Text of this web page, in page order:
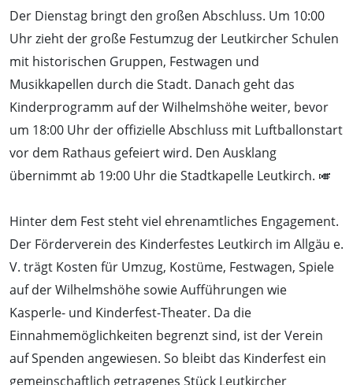
Der Dienstag bringt den großen Abschluss. Um 10:00
Uhr zieht der große Festumzug der Leutkircher Schulen
mit historischen Gruppen, Festwagen und
Musikkapellen durch die Stadt. Danach geht das
Kinderprogramm auf der Wilhelmshöhe weiter, bevor
um 18:00 Uhr der offizielle Abschluss mit Luftballonstart
vor dem Rathaus gefeiert wird. Den Ausklang
übernimmt ab 19:00 Uhr die Stadtkapelle Leutkirch. 🎺
Hinter dem Fest steht viel ehrenamtliches Engagement.
Der Förderverein des Kinderfestes Leutkirch im Allgäu e.
V. trägt Kosten für Umzug, Kostüme, Festwagen, Spiele
auf der Wilhelmshöhe sowie Aufführungen wie
Kasperle- und Kinderfest-Theater. Da die
Einnahmemöglichkeiten begrenzt sind, ist der Verein
auf Spenden angewiesen. So bleibt das Kinderfest ein
gemeinschaftlich getragenes Stück Leutkircher